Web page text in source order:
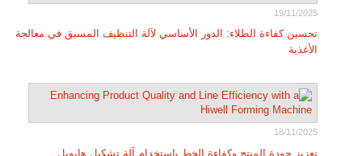
19/11/2025
تحسين كفاءة الطلاء: الدور الأساسي لآلة التنظيف المسبق في معالجة
الأغذية
18/11/2025
تعزيز جودة المنتج وكفاءة الخط باستخدام آلة تشكيل هايويل.